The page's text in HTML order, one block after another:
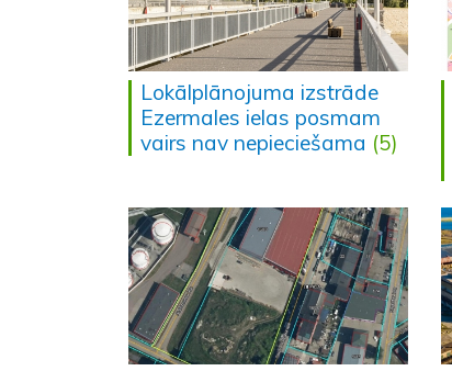
Lokālplānojuma izstrāde
Ezermales ielas posmam
vairs nav nepieciešama (5)